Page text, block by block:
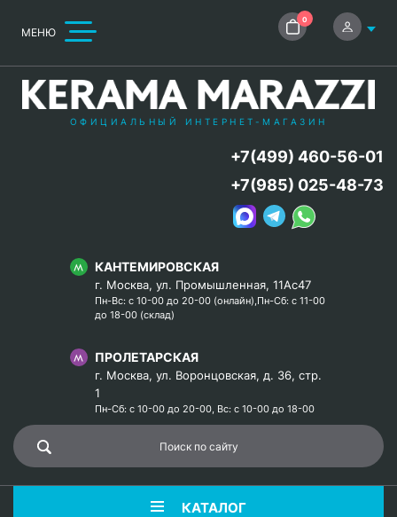
МЕНЮ
0
ОФИЦИАЛЬНЫЙ ИНТЕРНЕТ-МАГАЗИН
КАНТЕМИРОВСКАЯ
г. Москва, ул. Промышленная, 11Ас47
Пн-Вс: с 10-00 до 20-00 (онлайн),Пн-Сб: с 11-00
до 18-00 (склад)
ПРОЛЕТАРСКАЯ
г. Москва, ул. Воронцовская, д. 36, стр.
1
Пн-Сб: с 10-00 до 20-00, Вс: с 10-00 до 18-00
+7(499) 460-56-01
+7(985) 025-48-73
КАТАЛОГ